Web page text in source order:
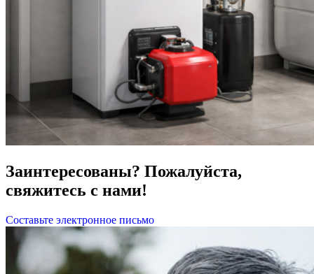
Заинтересованы? Пожалуйста,
свяжитесь с нами!
Составьте электронное письмо